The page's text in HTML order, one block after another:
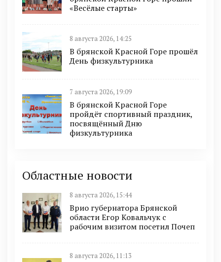
«Весёлые старты»
8 августа 2026, 14:25
В брянской Красной Горе прошёл
День физкультурника
7 августа 2026, 19:09
В брянской Красной Горе
пройдёт спортивный праздник,
посвящённый Дню
физкультурника
Областные новости
8 августа 2026, 15:44
Врио губернатора Брянской
области Егор Ковальчук с
рабочим визитом посетил Почеп
8 августа 2026, 11:13